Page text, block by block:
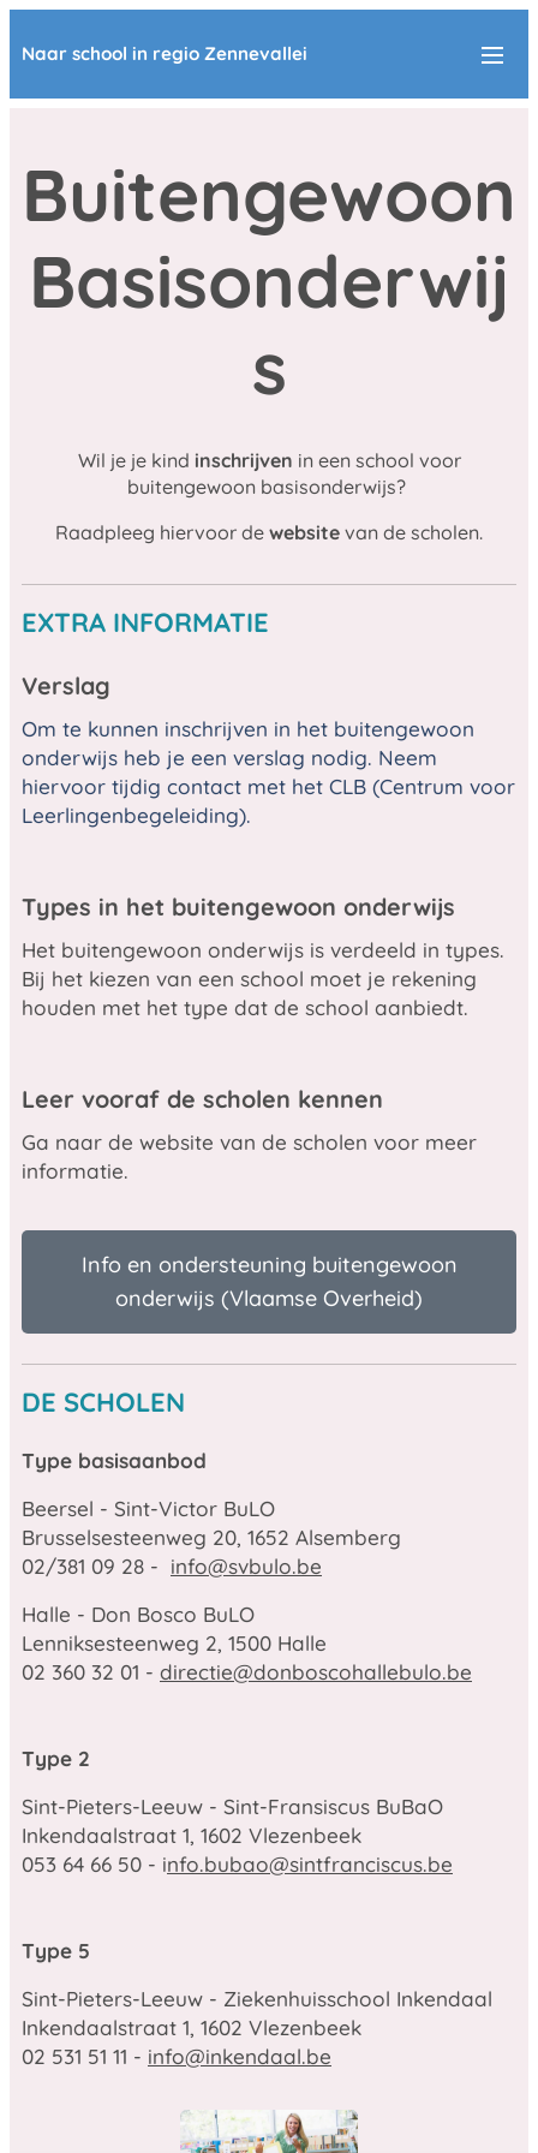
Naar school in regio Zennevallei
Buitengewoon
Basisonderwij
s
Wil je je kind inschrijven in een school voor
buitengewoon basisonderwijs?
Raadpleeg hiervoor de website van de scholen.
EXTRA INFORMATIE
Verslag
Om te kunnen inschrijven in het buitengewoon
onderwijs heb je een verslag nodig. Neem
hiervoor tijdig contact met het CLB (Centrum voor
Leerlingenbegeleiding).
Types in het buitengewoon onderwijs
Het buitengewoon onderwijs is verdeeld in types.
Bij het kiezen van een school moet je rekening
houden met het type dat de school aanbiedt.
Leer vooraf de scholen kennen
Ga naar de website van de scholen voor meer
informatie.
Info en ondersteuning buitengewoon
onderwijs (Vlaamse Overheid)
DE SCHOLEN
Type basisaanbod
Beersel - Sint-Victor BuLO
Brusselsesteenweg 20, 1652 Alsemberg
02/381 09 28 - info@svbulo.be
Halle - Don Bosco BuLO
Lenniksesteenweg 2, 1500 Halle
02 360 32 01 - directie@donboscohallebulo.be
Type 2
Sint-Pieters-Leeuw - Sint-Fransiscus BuBaO
Inkendaalstraat 1, 1602 Vlezenbeek
053 64 66 50 - info.bubao@sintfranciscus.be
Type 5
Sint-Pieters-Leeuw - Ziekenhuisschool Inkendaal
Inkendaalstraat 1, 1602 Vlezenbeek
02 531 51 11 - info@inkendaal.be